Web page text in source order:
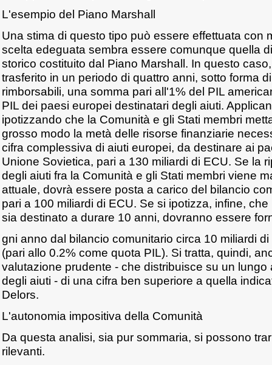
L'esempio del Piano Marshall
Una stima di questo tipo può essere effettuata con
scelta edeguata sembra essere comunque quella
storico costituito dal Piano Marshall. In questo
trasferito in un periodo di quattro anni, sotto forma
rimborsabili, una somma pari all'1% del PIL
PIL dei paesi europei destinatari degli aiuti.
ipotizzando che la Comunità e gli Stati membri
grosso modo la metà delle risorse finanziarie
cifra complessiva di aiuti europei, da destinare ai
Unione Sovietica, pari a 130 miliardi di ECU. Se la
degli aiuti fra la Comunità e gli Stati membri viene
attuale, dovrà essere posta a carico del bilancio
pari a 100 miliardi di ECU. Se si ipotizza, infine,
sia destinato a durare 10 anni, dovranno essere
gni anno dal bilancio comunitario circa 10 miliardi
(pari allo 0.2% come quota PIL). Si tratta, quindi,
valutazione prudente - che distribuisce su un lungo
degli aiuti - di una cifra ben superiore a quella
Delors.
L'autonomia impositiva della Comunità
Da questa analisi, sia pur sommaria, si possono
rilevanti.